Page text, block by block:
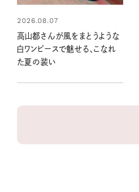
2026.08.07
高山都さんが風をまとうような
白ワンピースで魅せる、こなれ
た夏の装い